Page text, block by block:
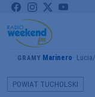
GRAMY Marinero Lucia
POWIAT TUCHOLSKI